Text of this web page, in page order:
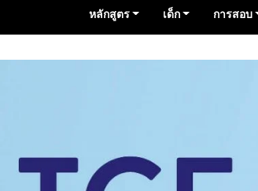
หลักสูตร เด็ก การสอบ